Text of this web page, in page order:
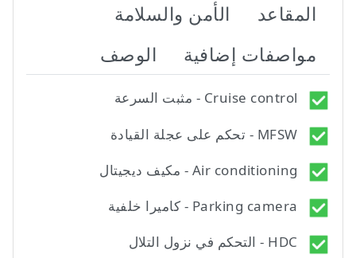
المقاعد
الأمن والسلامة
مواصفات إضافية
الوصف
Cruise control - مثبت السرعة
MFSW - تحكم على عجلة القيادة
Air conditioning - مكيف ديجيتال
Parking camera - كاميرا خلفية
HDC - التحكم في نزول التلال